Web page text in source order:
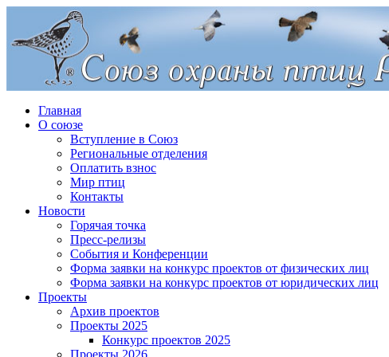
Главная
О союзе
Вступление в Союз
Региональные отделения
Оплатить взнос
Мир птиц
Контакты
Новости
Горячая точка
Пресс-релизы
События и Конференции
Форма заявки на конкурс проектов от физических лиц
Форма заявки на конкурс проектов от юридических лиц
Проекты
Архив проектов
Проекты 2025
Конкурс проектов 2025
Проекты 2026